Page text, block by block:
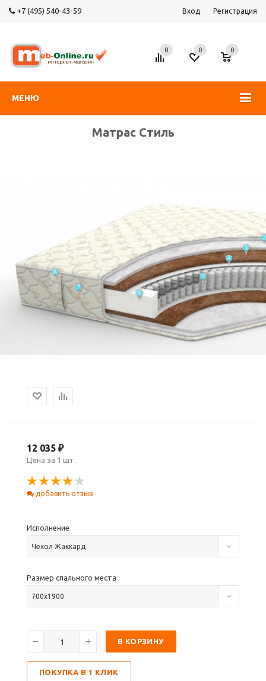
+7 (495) 540-43-59 Вход Регистрация
МЕНЮ
0 0
0
Матрас Стиль
12 035 ₽
Цена за 1 шт.
добавить отзыв
Исполнение
Чехол Жаккард
Размер спального места
700х1900
В КОРЗИНУ
ПОКУПКА В 1 КЛИК